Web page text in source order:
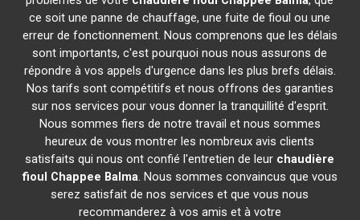
ce soit une panne de chauffage, une fuite de fioul ou une
erreur de fonctionnement. Nous comprenons que les délais
sont importants, c'est pourquoi nous nous assurons de
répondre à vos appels d'urgence dans les plus brefs délais.
Nos tarifs sont compétitifs et nous offrons des garanties
sur nos services pour vous donner la tranquillité d'esprit.
Nous sommes fiers de notre travail et nous sommes
heureux de vous montrer les nombreux avis clients
satisfaits qui nous ont confié l'entretien de leur chaudière
fioul Chappee Balma. Nous sommes convaincus que vous
serez satisfait de nos services et que vous nous
recommanderez à vos amis et à votre